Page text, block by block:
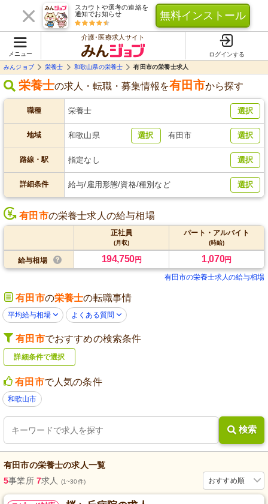
スカウトや選考の連絡を
通知でお知らせ
無料インストール
メニュー
介護･医療求人サイト
ログインする
みんジョブ
栄養士 和歌山県の栄養士 有田市の栄養士求人
栄養士の求人・転職・募集情報を有田市から探す
職種 栄養士 選択
地域 和歌山県 選択 有田市 選択
路線・駅 指定なし 選択
詳細条件 給与/雇用形態/資格/種別など 選択
有田市の栄養士求人の給与相場
正社員
(月収)
パート・アルバイト
(時給)
給与相場 194,750円 1,070円
有田市の栄養士求人の給与相場
有田市の栄養士の転職事情
平均給与相場 よくある質問
有田市でおすすめの検索条件
詳細条件で選択
有田市で人気の条件
和歌山市
検索
有田市の栄養士の求人一覧
おすすめ順
5事業所 7求人 (1~30件)